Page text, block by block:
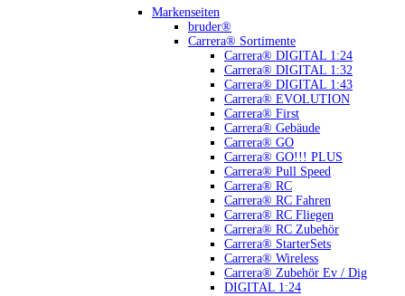
Markenseiten
bruder®
Carrera® Sortimente
Carrera® DIGITAL 1:24
Carrera® DIGITAL 1:32
Carrera® DIGITAL 1:43
Carrera® EVOLUTION
Carrera® First
Carrera® Gebäude
Carrera® GO
Carrera® GO!!! PLUS
Carrera® Pull Speed
Carrera® RC
Carrera® RC Fahren
Carrera® RC Fliegen
Carrera® RC Zubehör
Carrera® StarterSets
Carrera® Wireless
Carrera® Zubehör Ev / Dig
DIGITAL 1:24